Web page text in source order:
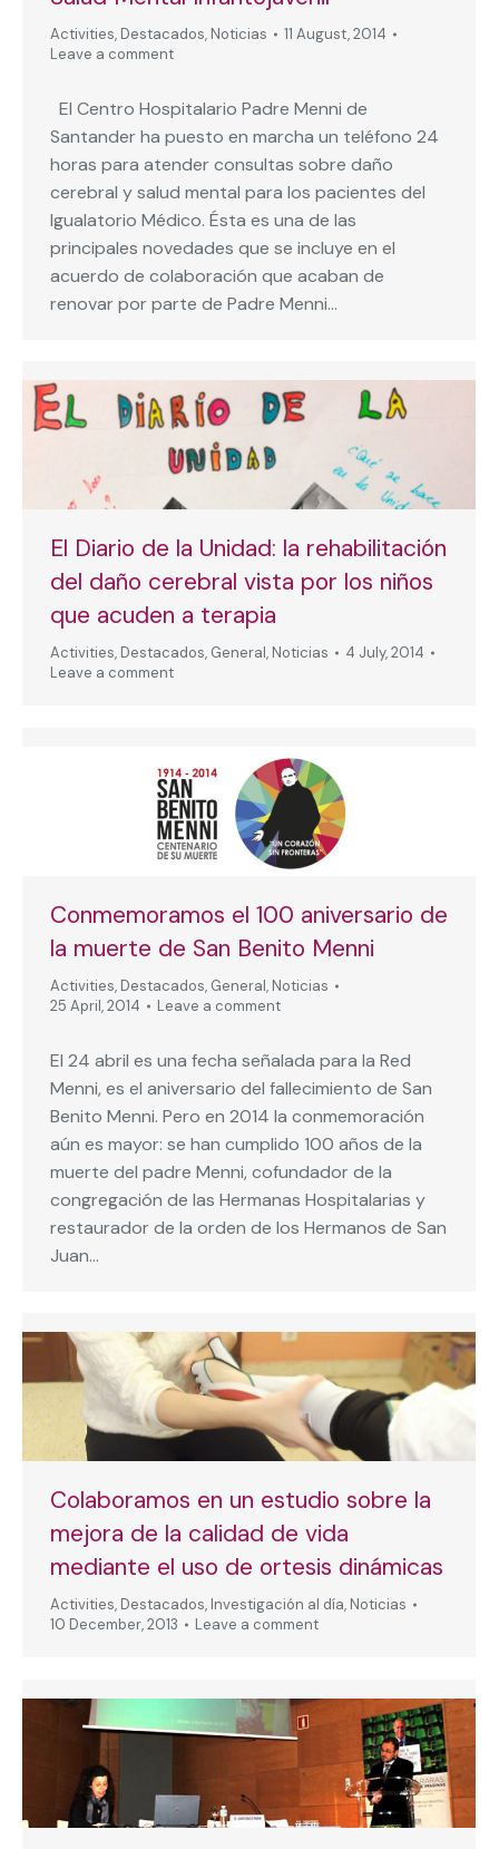
Activities, Destacados, Noticias
11 August, 2014
Leave a comment
El Centro Hospitalario Padre Menni de
Santander ha puesto en marcha un teléfono 24
horas para atender consultas sobre daño
cerebral y salud mental para los pacientes del
Igualatorio Médico. Ésta es una de las
principales novedades que se incluye en el
acuerdo de colaboración que acaban de
renovar por parte de Padre Menni…
El Diario de la Unidad: la rehabilitación
del daño cerebral vista por los niños
que acuden a terapia
Activities, Destacados, General, Noticias
4 July, 2014
Leave a comment
Conmemoramos el 100 aniversario de
la muerte de San Benito Menni
Activities, Destacados, General, Noticias
25 April, 2014
Leave a comment
El 24 abril es una fecha señalada para la Red
Menni, es el aniversario del fallecimiento de San
Benito Menni. Pero en 2014 la conmemoración
aún es mayor: se han cumplido 100 años de la
muerte del padre Menni, cofundador de la
congregación de las Hermanas Hospitalarias y
restaurador de la orden de los Hermanos de San
Juan…
Colaboramos en un estudio sobre la
mejora de la calidad de vida
mediante el uso de ortesis dinámicas
Activities, Destacados, Investigación al día, Noticias
10 December, 2013
Leave a comment